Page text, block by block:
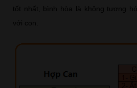
tốt nhất, bình hòa là không tương
với con.